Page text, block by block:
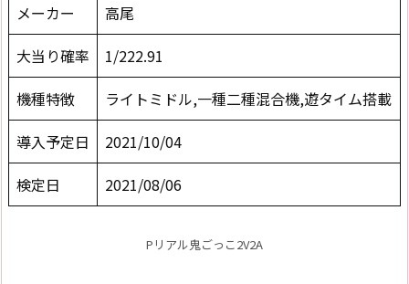
メーカー
高尾
大当り確率
1/222.91
機種特徴
ライトミドル,一種二種混合機,遊タイム搭載
導入予定日
2021/10/04
検定日
2021/08/06
Pリアル鬼ごっこ2V2A